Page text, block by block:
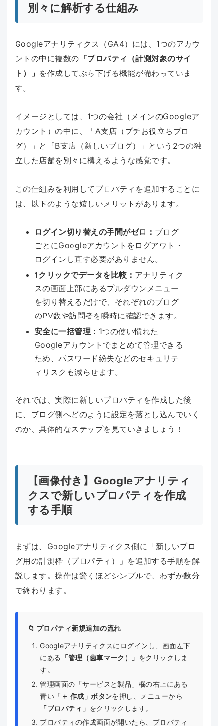
別々に解析する仕組み
Googleアナリティクス（GA4）には、1つのアカウ
ントの中に複数の 「プロパティ（計測対象のサイ
ト）」 を作成してぶら下げる機能が備わっていま
す。
イメージとしては、1つの会社（メインのGoogleア
カウント）の中に、「A支店（プチお役立ちブロ
グ）」と「B支店（新しいブログ）」という2つの独
立した店舗を別々に構えるような感覚です。
この仕組みを利用してプロパティを追加することに
は、以下のような嬉しいメリットがあります。
ログイン切り替えの手間がゼロ： ブログ
ごとにGoogleアカウントをログアウト・
ログインし直す必要がありません。
1クリックでデータを比較： アナリティク
スの画面上部にあるプルダウンメニュー
を切り替えるだけで、それぞれのブログ
のPV数や訪問者を瞬時に確認できます。
安全に一括管理： 1つの使い慣れた
Googleアカウントでまとめて管理できる
ため、パスワード紛失などのセキュリテ
ィリスクも減らせます。
それでは、実際に新しいプロパティを作成した後
に、ブログ側へどのように設定を落とし込んでいく
のか、具体的なステップを見ていきましょう！
【画像付き】Googleアナリティ
クスで新しいプロパティを作成
する手順
まずは、Googleアナリティクス側に「新しいブロ
グ用の計測枠（プロパティ）」を追加する手順を解
説します。操作は驚くほどシンプルで、わずか数分
で終わります。
📁 プロパティ新規追加の流れ
Googleアナリティクスにログインし、画面左下
にある
「管理（歯車マーク）」 をクリックしま
す。
管理画面の「サービスと製品」欄の右上にある
青い 「＋ 作成」ボタンを押し、メニューから
「プロパティ」 をクリックします。
プロパティの作成画面が開いたら、プロパティ